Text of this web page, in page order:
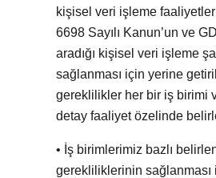
kişisel veri işleme
6698 Sayılı Kanun’un ve
aradığı kişisel veri işleme
sağlanması için yerine
gereklilikler her bir iş birimi
detay faaliyet özelinde
• İş birimlerimiz bazlı
gerekliliklerinin